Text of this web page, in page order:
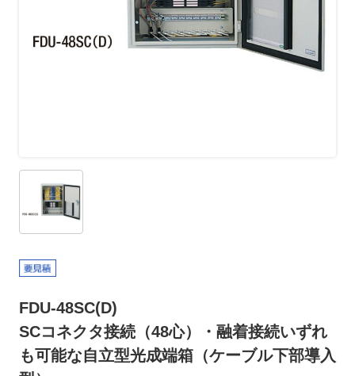
FDU-48SC(D)
SCコネクタ接続（48心）・融着接続いずれ
も可能な自立型光成端箱（ケーブル下部導入